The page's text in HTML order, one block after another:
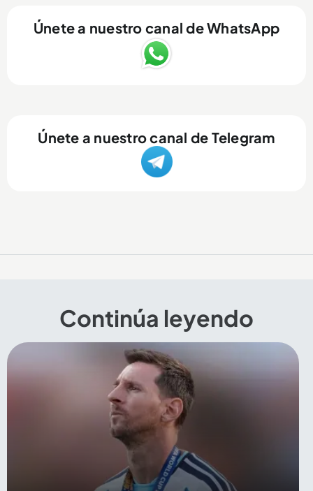
Únete a nuestro canal de WhatsApp
Únete a nuestro canal de Telegram
Continúa leyendo